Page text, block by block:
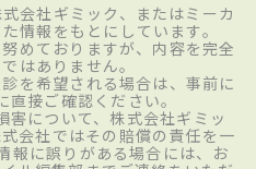
会社ギミック、またはミーカ
情報をもとにしています。
めておりますが、内容を完全
はありません。
を希望される場合は、事前に
接ご確認ください。
害について、株式会社ギミッ
会社ではその賠償の責任を一
報に誤りがある場合には、お